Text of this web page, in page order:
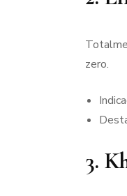
zero.
3.